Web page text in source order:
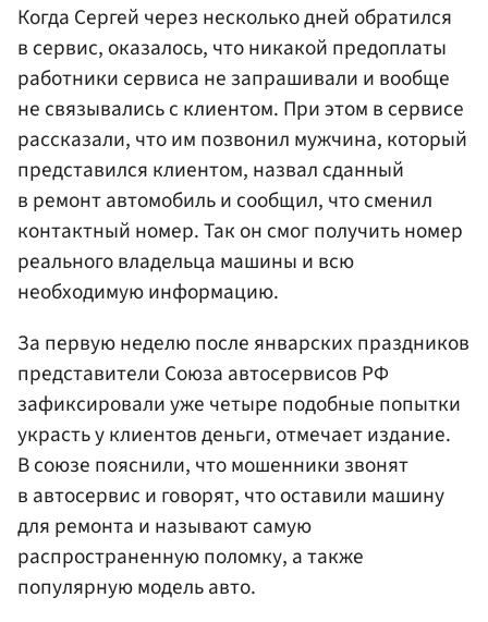
Когда Сергей через несколько дней обратился
в сервис, оказалось, что никакой предоплаты
работники сервиса не запрашивали и вообще
не связывались с клиентом. При этом в сервисе
рассказали, что им позвонил мужчина, который
представился клиентом, назвал сданный
в ремонт автомобиль и сообщил, что сменил
контактный номер. Так он смог получить номер
реального владельца машины и всю
необходимую информацию.
За первую неделю после январских праздников
представители Союза автосервисов РФ
зафиксировали уже четыре подобные попытки
украсть у клиентов деньги, отмечает издание.
В союзе пояснили, что мошенники звонят
в автосервис и говорят, что оставили машину
для ремонта и называют самую
распространенную поломку, а также
популярную модель авто.